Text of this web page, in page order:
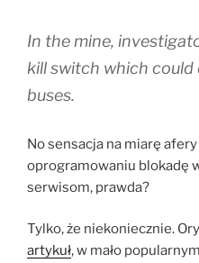
In the mine,
kill switch which could
buses.
No sensacja na miarę
oprogramowaniu blokadę
serwisom, prawda?
Tylko, że niekoniecznie.
artykuł, w mało